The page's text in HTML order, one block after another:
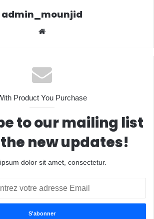
admin_mounjid
e
Product You Purchase
to our mailing list
new updates!
dolor sit amet, consectetur.